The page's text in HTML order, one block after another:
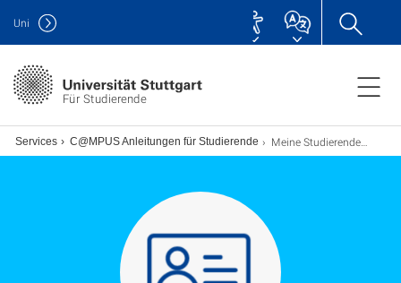
Für Studierende
Uni
Services C@MPUS Anleitungen für Studierende Meine Studierendenkartei